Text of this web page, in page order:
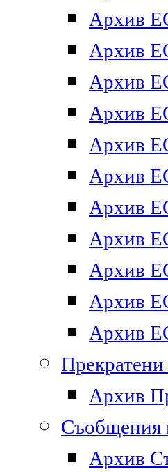
Архив
Архив
Архив
Архив
Архив
Архив
Архив
Архив
Архив
Архив
Архив
Архив
Съобщения
Архив